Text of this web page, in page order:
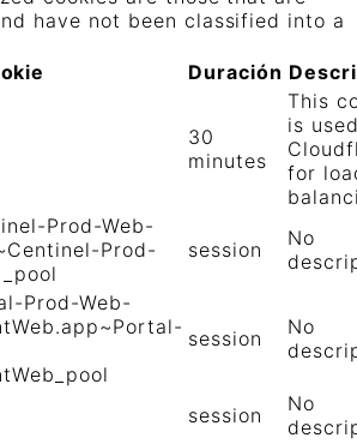
have not been classified into a
Duración
30
minutes
This
is
for
Prod-Web-
Prod-
session
No
Prod-Web-
session
No
session
No